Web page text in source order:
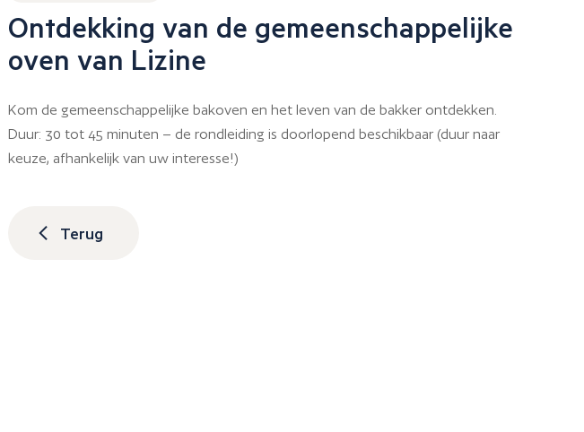
Ontdekking van de gemeenschappelijke
oven van Lizine
Kom de gemeenschappelijke bakoven en het leven van de bakker ontdekken.
Duur: 30 tot 45 minuten – de rondleiding is doorlopend beschikbaar (duur naar
keuze, afhankelijk van uw interesse!)
Terug